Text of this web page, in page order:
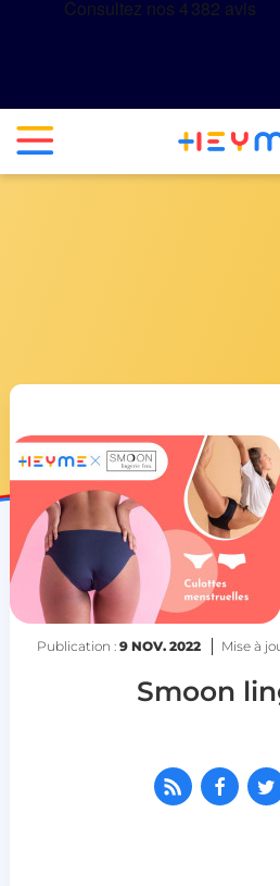
Publication : 9 NOV. 2022 Mise à
Smoon